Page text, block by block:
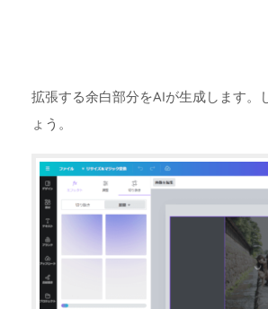
拡張する余白部分をAIが生成します。
ょう。